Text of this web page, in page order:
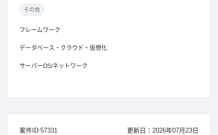
その他
フレームワーク
データベース・クラウド・仮想化
サーバーOS/ネットワーク
更新日：2026年07月23日
案件ID:57331